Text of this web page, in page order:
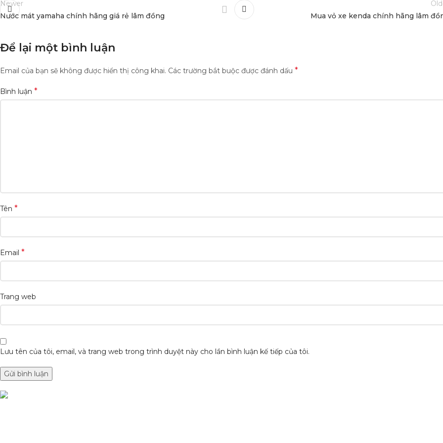
Newer
Nước mát yamaha chính hãng giá rẻ lâm đồng
Mua vỏ xe kenda chính hãng lâm
Để lại một bình luận
Email của bạn sẽ không được hiển thị công khai. Các trường bắt buộc được đánh dấu *
Bình luận *
Tên *
Email *
Trang web
Lưu tên của tôi, email, và trang web trong trình duyệt này cho lần bình luận kế tiếp của tôi.